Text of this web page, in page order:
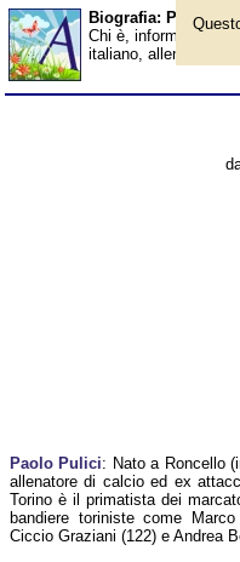
Biografia: Paolo
Chi è, informazioni,
italiano, allenatore.
Paolo Pulici: Nato a Roncello
allenatore di calcio ed ex
Torino è il primatista dei
bandiere toriniste come
Ciccio Graziani (122) e Andrea